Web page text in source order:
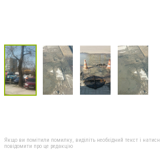
Якщо ви помітили помилку, виділіть необхідний текст і
повідомити про це редакцію